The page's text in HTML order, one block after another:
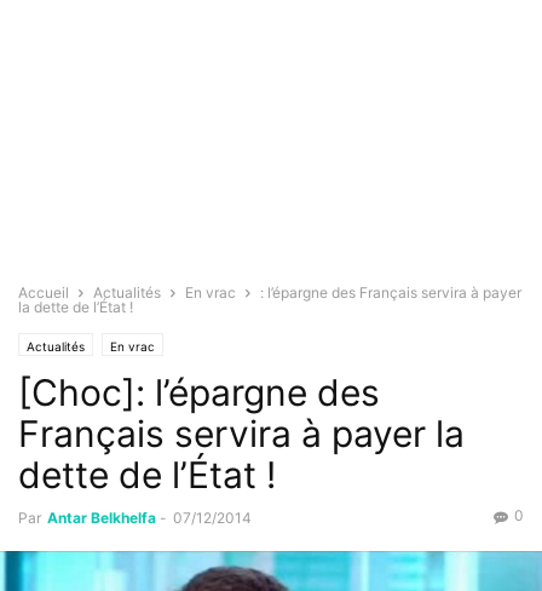
Accueil Actualités En vrac
: l’épargne des Français servira à payer
la dette de l’État !
Actualités En vrac
[Choc]: l’épargne des
Français servira à payer la
dette de l’État !
Par Antar Belkhelfa - 07/12/2014 0